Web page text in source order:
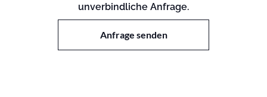
unverbindliche Anfrage.
Anfrage senden